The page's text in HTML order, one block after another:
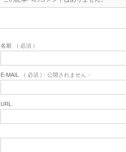
名前 ( 必須 )
E-MAIL ( 必須 ) - 公開されません -
URL